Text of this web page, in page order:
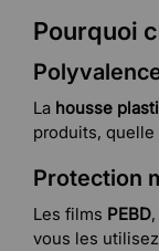
Pourquoi
La housse
produits,
Protection
Les films PEBD
vous les